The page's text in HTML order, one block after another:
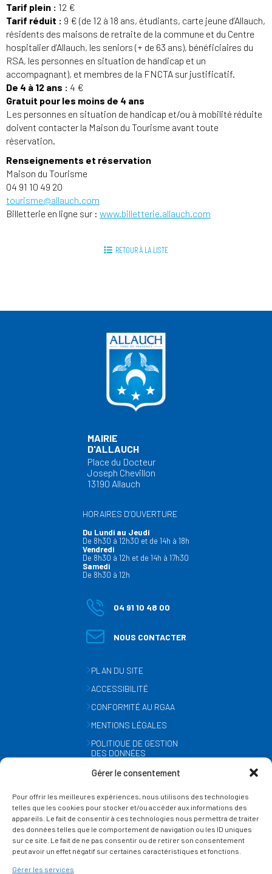
Gérer le consentement
Pour offrir les meilleures expériences, nous utilisons des technologies
telles que les cookies pour stocker et/ou accéder aux informations des
appareils. Le fait de consentir à ces technologies nous permettra de traiter
des données telles que le comportement de navigation ou les ID uniques
sur ce site. Le fait de ne pas consentir ou de retirer son consentement
peut avoir un effet négatif sur certaines caractéristiques et fonctions.
Gérer les services
Tarif plein : 12 €
Tarif réduit : 9 € (de 12 à 18 ans, étudiants, carte jeune d’Allauch,
résidents des maisons de retraite de la commune et du Centre
hospitalier d’Allauch, les seniors (+ de 63 ans), bénéficiaires du
RSA, les personnes en situation de handicap et un
accompagnant), et membres de la FNCTA sur justificatif.
De 4 à 12 ans : 4 €
Gratuit pour les moins de 4 ans
Les personnes en situation de handicap et/ou à mobilité réduite
doivent contacter la Maison du Tourisme avant toute
réservation.
Renseignements et réservation
Maison du Tourisme
04 91 10 49 20
tourisme@allauch.com
Billetterie en ligne sur : www.billetterie.allauch.com
RETOUR À LA LISTE
MAIRIE
D'ALLAUCH
Place du Docteur
Joseph Chevillon
13190 Allauch
HORAIRES D’OUVERTURE
Du Lundi au Jeudi
De 8h30 à 12h30 et de 14h à 18h
Vendredi
De 8h30 à 12h et de 14h à 17h30
Samedi
De 8h30 à 12h
04 91 10 48 00
NOUS CONTACTER
PLAN DU SITE
ACCESSIBILITÉ
CONFORMITÉ AU RGAA
MENTIONS LÉGALES
POLITIQUE DE GESTION
DES DONNÉES
GESTION DES COOKIES
SUIVEZ-NOUS
SUR LES RÉSEAUX